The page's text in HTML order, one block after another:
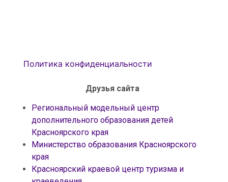
Политика конфиденциальности
Друзья сайта
Региональный модельный центр
дополнительного образования детей
Красноярского края
Министерство образования Красноярского
края
Красноярский краевой центр туризма и